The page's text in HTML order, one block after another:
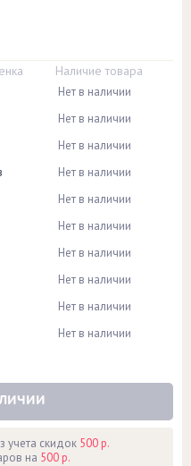
Наличие товара
Нет в наличии
Нет в наличии
Нет в наличии
Нет в наличии
Нет в наличии
Нет в наличии
Нет в наличии
Нет в наличии
Нет в наличии
Нет в наличии
учета скидок 500 р.
на 500 р.